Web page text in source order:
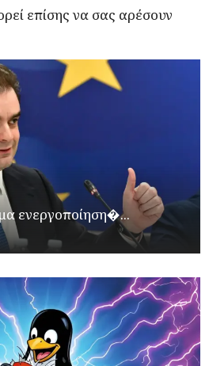
επίσης να σας αρέσουν
ενεργοποίηση�...